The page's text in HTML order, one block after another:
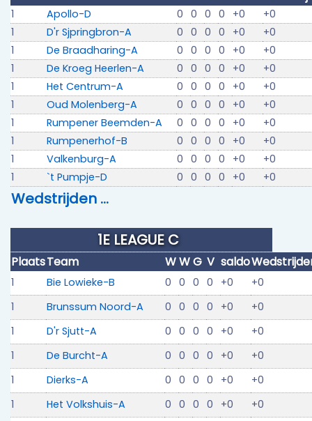
1 Apollo-D 0 0 0 0 +0
+0
1
D'r Sjpringbron-A 0 0 0 0 +0
+0
1
De Braadharing-A 0 0 0 0 +0
+0
1
De Kroeg Heerlen-A 0 0 0 0 +0
+0
1
Het Centrum-A 0 0 0 0 +0
+0
1
Oud Molenberg-A 0 0 0 0 +0
+0
1
Rumpener Beemden-A 0 0 0 0 +0
+0
1
Rumpenerhof-B 0 0 0 0 +0
+0
1
Valkenburg-A 0 0 0 0 +0
+0
1
`t Pumpje-D 0 0 0 0 +0 +0
Wedstrijden …
1E LEAGUE C
PlaatsTeam WWG V saldo
1 Bie Lowieke-B 0 0 0 0 +0
+0
1
Brunssum Noord-A 0 0 0 0 +0
+0
1
D'r Sjutt-A 0 0 0 0 +0
+0
1
De Burcht-A 0 0 0 0 +0
+0
1
Dierks-A 0 0 0 0 +0
+0
1
Het Volkshuis-A 0 0 0 0 +0
+0